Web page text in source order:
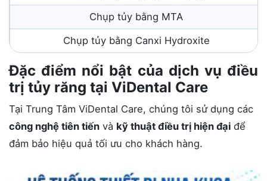
Chụp tủy bằng MTA
Chụp tủy bằng Canxi Hydroxite
Đặc điểm nổi bật của dịch vụ điều
trị tủy răng tại ViDental Care
Tại Trung Tâm ViDental Care, chúng tôi sử dụng các
công nghệ tiên tiến và kỹ thuật điều trị hiện đại để
đảm bảo hiệu quả tối ưu cho khách hàng.